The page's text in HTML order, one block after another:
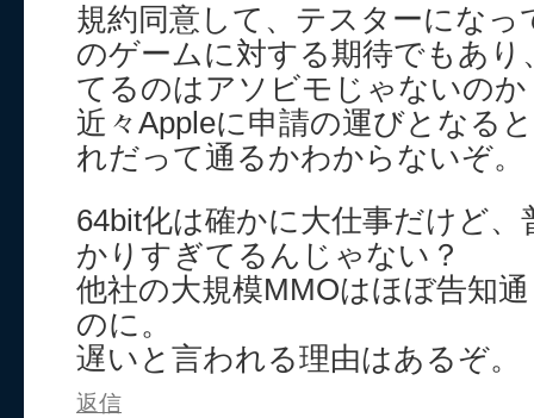
規約同意して、テスターにな
のゲームに対する期待でもあり
てるのはアソビモじゃないのか
近々Appleに申請の運びとなる
れだって通るかわからないぞ。
64bit化は確かに大仕事だけど
かりすぎてるんじゃない？
他社の大規模MMOはほぼ告知
のに。
遅いと言われる理由はあるぞ。
返信